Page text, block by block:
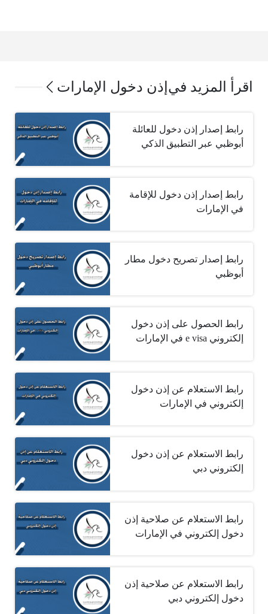
اقرأ المزيد في إذن دخول الإمارات
رابط إصدار إذن دخول للعائلة
أبوظبي عبر التطبيق الذكي
رابط إصدار إذن دخول للإقامة
في الإمارات
رابط إصدار تصريح دخول مطار
أبوظبي
رابط الحصول على إذن دخول
إلكتروني e visa في الإمارات
رابط الاستعلام عن إذن دخول
إلكتروني في الإمارات
رابط الاستعلام عن إذن دخول
إلكتروني دبي
رابط الاستعلام عن صلاحية إذن
دخول إلكتروني في الإمارات
رابط الاستعلام عن صلاحية إذن
دخول إلكتروني دبي